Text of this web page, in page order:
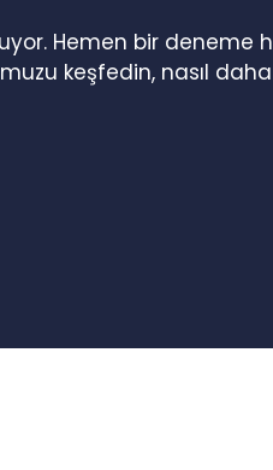
Hemen bir deneme
keşfedin, nasıl